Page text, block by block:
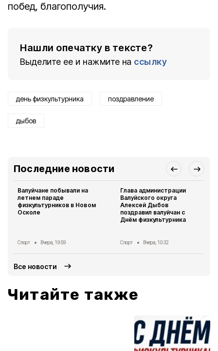
побед, благополучия.
Нашли опечатку в тексте?
Выделите ее и нажмите на ссылку
день физкультурника поздравление
дыбов
Последние новости
Валуйчане побывали на
летнем параде
физкультурников в Новом
Осколе
Спорт Вчера, 19:59
Глава администрации
Валуйского округа
Алексей Дыбов
поздравил валуйчан с
Днём физкультурника
Спорт Вчера, 10:32
Все новости
Читайте также